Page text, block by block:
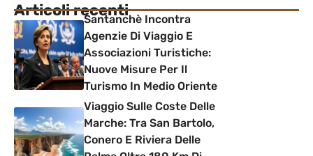
Articoli recentiSantanchè Incontra
Agenzie Di Viaggio E
Associazioni Turistiche:
Nuove Misure Per Il
Turismo In Medio Oriente
Viaggio Sulle Coste Delle
Marche: Tra San Bartolo,
Conero E Riviera Delle